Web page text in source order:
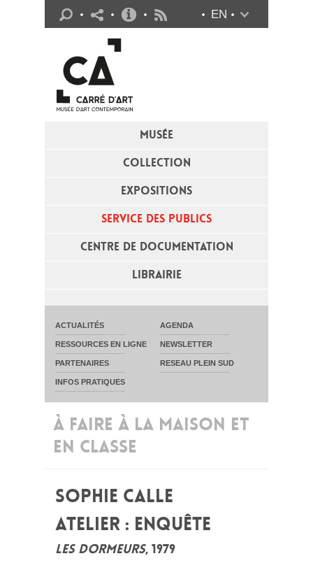
MUSÉE
COLLECTION
EXPOSITIONS
SERVICE DES PUBLICS
CENTRE DE DOCUMENTATION
LIBRAIRIE
EN
ACTUALITÉS AGENDA
RESSOURCES EN LIGNE NEWSLETTER
PARTENAIRES RESEAU PLEIN SUD
INFOS PRATIQUES
Infos pratiques
À FAIRE À LA MAISON ET
EN CLASSE
SOPHIE CALLE
ATELIER : ENQUÊTE
LES DORMEURS, 1979